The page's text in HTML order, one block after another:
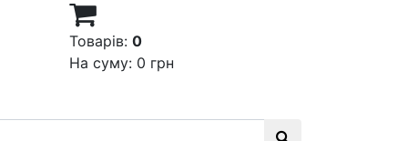
Товарів: 0
На суму: 0 грн